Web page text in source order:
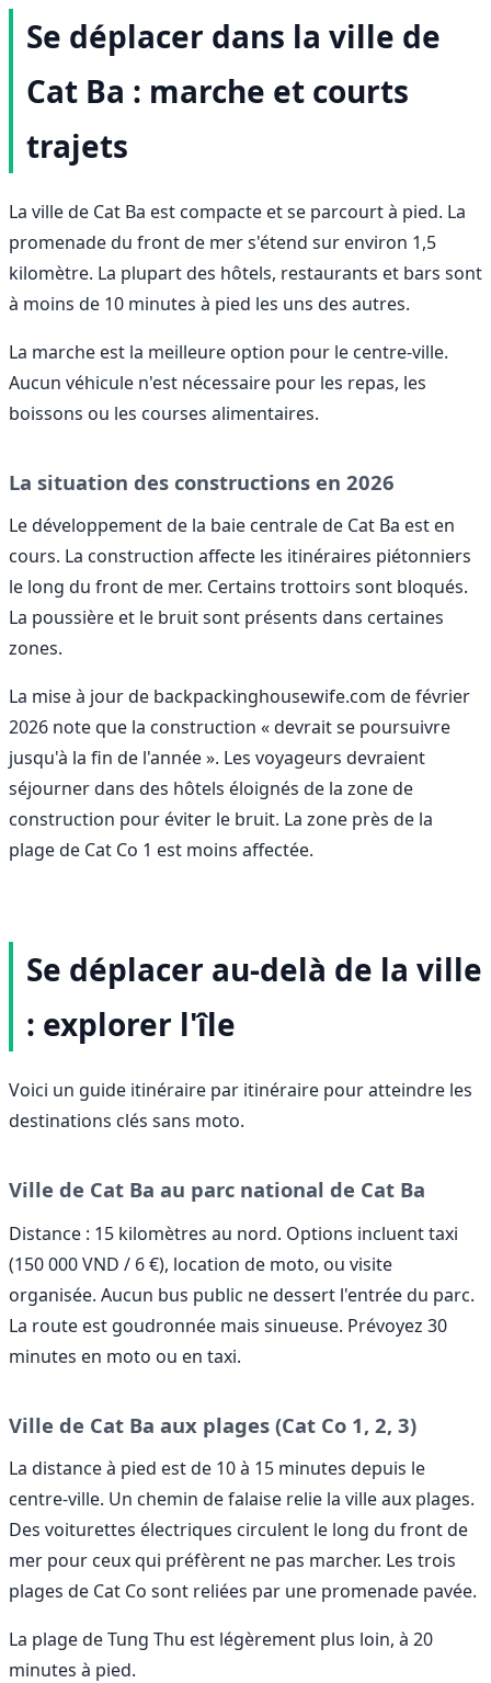
Se déplacer dans la ville de
Cat Ba : marche et courts
trajets
La ville de Cat Ba est compacte et se parcourt à pied. La
promenade du front de mer s'étend sur environ 1,5
kilomètre. La plupart des hôtels, restaurants et bars sont
à moins de 10 minutes à pied les uns des autres.
La marche est la meilleure option pour le centre-ville.
Aucun véhicule n'est nécessaire pour les repas, les
boissons ou les courses alimentaires.
La situation des constructions en 2026
Le développement de la baie centrale de Cat Ba est en
cours. La construction affecte les itinéraires piétonniers
le long du front de mer. Certains trottoirs sont bloqués.
La poussière et le bruit sont présents dans certaines
zones.
La mise à jour de backpackinghousewife.com de février
2026 note que la construction « devrait se poursuivre
jusqu'à la fin de l'année ». Les voyageurs devraient
séjourner dans des hôtels éloignés de la zone de
construction pour éviter le bruit. La zone près de la
plage de Cat Co 1 est moins affectée.
Se déplacer au-delà de la ville
: explorer l'île
Voici un guide itinéraire par itinéraire pour atteindre les
destinations clés sans moto.
Ville de Cat Ba au parc national de Cat Ba
Distance : 15 kilomètres au nord. Options incluent taxi
(150 000 VND / 6 €), location de moto, ou visite
organisée. Aucun bus public ne dessert l'entrée du parc.
La route est goudronnée mais sinueuse. Prévoyez 30
minutes en moto ou en taxi.
Ville de Cat Ba aux plages (Cat Co 1, 2, 3)
La distance à pied est de 10 à 15 minutes depuis le
centre-ville. Un chemin de falaise relie la ville aux plages.
Des voiturettes électriques circulent le long du front de
mer pour ceux qui préfèrent ne pas marcher. Les trois
plages de Cat Co sont reliées par une promenade pavée.
La plage de Tung Thu est légèrement plus loin, à 20
minutes à pied.